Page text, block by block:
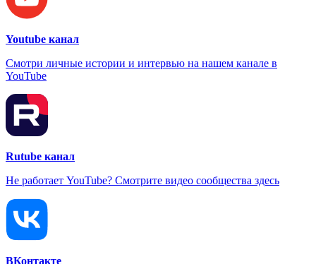
Youtube канал
Смотри личные истории и интервью на нашем канале в
YouTube
Rutube канал
Не работает YouTube? Смотрите видео сообщества здесь
ВКонтакте